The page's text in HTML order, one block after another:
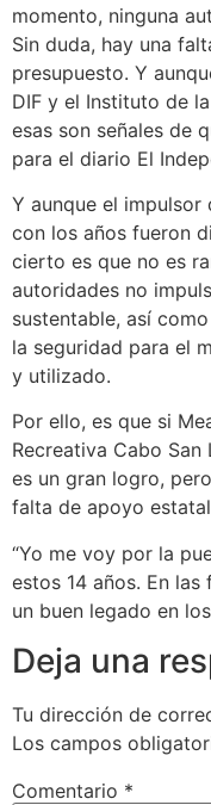
momento, ninguna
Sin duda, hay una
presupuesto. Y
DIF y el Instituto de
esas son señales de
para el diario El
Y aunque el
con los años fueron
cierto es que no es
autoridades no
sustentable, así
la seguridad para el
y utilizado.
Por ello, es que si
Recreativa Cabo
es un gran logro,
falta de apoyo
“Yo me voy por la
estos 14 años. En
un buen legado en
Deja una
Tu dirección de
Los campos
Comentario *